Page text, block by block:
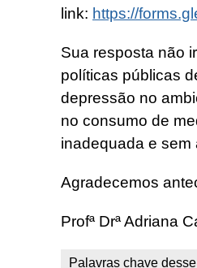
link: https://
Sua resposta não
políticas públicas
depressão no
no consumo de
inadequada e sem
Agradecemos
Profª Drª Adriana
Palavras chave